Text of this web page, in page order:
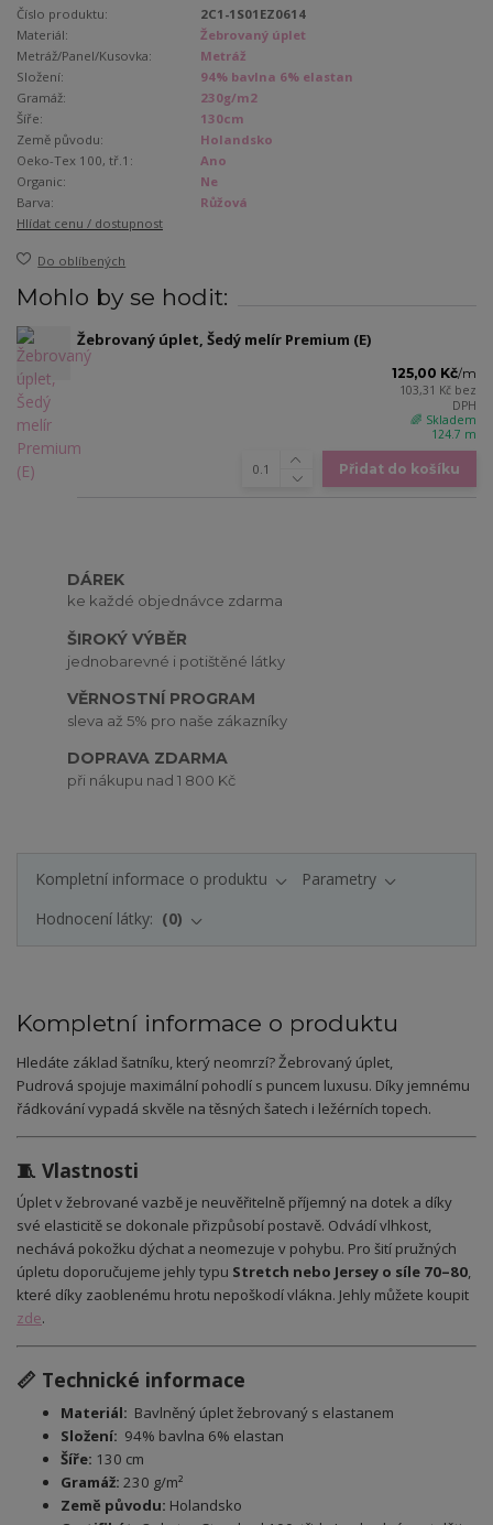
Číslo produktu:
2C1-1S01EZ0614
Materiál:
Žebrovaný úplet
Metráž/Panel/Kusovka:
Metráž
Složení:
94% bavlna 6% elastan
Gramáž:
230g/m2
Šíře:
130cm
Země původu:
Holandsko
Oeko-Tex 100, tř.1:
Ano
Organic:
Ne
Barva:
Růžová
Hlídat cenu / dostupnost
Do oblíbených
Mohlo by se hodit:
Žebrovaný úplet, Šedý melír Premium (E)
125,00 Kč/m
103,31 Kč bez
DPH
🌈 Skladem
124.7 m
Přidat do košíku
DÁREK
ke každé objednávce zdarma
ŠIROKÝ VÝBĚR
jednobarevné i potištěné látky
VĚRNOSTNÍ PROGRAM
sleva až 5% pro naše zákazníky
DOPRAVA ZDARMA
při nákupu nad 1 800 Kč
Kompletní informace o produktu
Parametry
Hodnocení látky:
0
Kompletní informace o produktu
Hledáte základ šatníku, který neomrzí?Žebrovaný úplet,
Pudrová spojuje maximální pohodlí s puncem luxusu. Díky jemnému
řádkování vypadá skvěle na těsných šatech i ležérních topech.
🧵 Vlastnosti
Úplet v žebrované vazbě je neuvěřitelně příjemný na dotek a díky
své elasticitě se dokonale přizpůsobí postavě. Odvádí vlhkost,
nechává pokožku dýchat a neomezuje v pohybu. Pro šití pružných
úpletu doporučujeme jehly typu Stretch nebo Jersey o síle 70–80,
které díky zaoblenému hrotu nepoškodí vlákna. Jehly můžete koupit
zde.
📏 Technické informace
Materiál: Bavlněný úplet žebrovaný s elastanem
Složení: 94% bavlna 6% elastan
Šíře: 130 cm
Gramáž: 230 g/m²
Země původu: Holandsko